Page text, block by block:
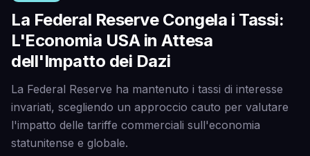
La Federal Reserve Congela i Tassi:
L'Economia USA in Attesa
dell'Impatto dei Dazi
La Federal Reserve ha mantenuto i tassi di interesse
invariati, scegliendo un approccio cauto per valutare
l'impatto delle tariffe commerciali sull'economia
statunitense e globale.